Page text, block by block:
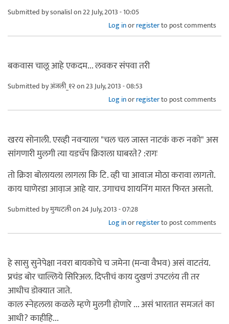
Submitted bysonalislon 22 July, 2013 - 10:05
Log inorregisterto post comments
बकवास चालू आहे एकदम... लवकर संपवा तरी
Submitted byअंजली_१२on 23 July, 2013 - 08:53
Log inorregisterto post comments
खरय सोनाली. एरव्ही नवर्‍याला "चल चल जास्त नाटकं करु नको" अस
सांगणारी मुलगी त्या यडचॅप क्रिशला घाबरते? :रागः
तो क्रिश बोलायला लागला कि टि. व्ही चा आवाज मोठा करावा लागतो.
काय घाणेरडा आवा़ज आहे यार. उगाचच शायनिंग मारत फिरत असतो.
Submitted byमुग्धटलीon 24 July, 2013 - 07:28
Log inorregisterto post comments
हे सासु सुनेपेक्षा नवरा बायकोचे च जमेना (मन्वा वैभव) असं वाटतंय.
प्रचंड बोर चाल्लिये सिरिअल. दिप्तीचं काय दुखणं उपटलंय ती तर
आधीच डोक्यात जाते.
काल स्नेहलला कळले म्हणे मुलगी होणारे ... असं भारतात समजतं का
आधी? काहीहि...